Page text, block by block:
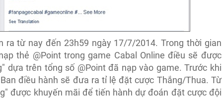
ra từ nay đến 23h59 ngày 17/7/2014. Trong thời gian
thẻ @Point trong game Cabal Online điều sẽ được
dựa trên tổng số @Point đã nạp vào game. Trước khi
điều hành sẽ đưa ra tỉ lệ đặt cược Thắng/Thua. Từ
được khuyến mãi để tiến hành dự đoán đặt cược đội